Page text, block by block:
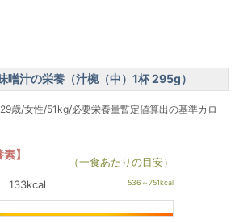
噌汁の栄養（汁椀（中）1杯 295g）
歳/女性/51kg/必要栄養量暫定値算出の基準カロ
】
（一食あたりの目安）
133kcal